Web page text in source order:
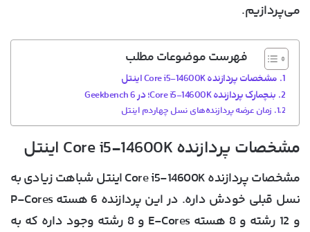
می‌پردازیم.
فهرست موضوعات مطلب
مشخصات پردازنده Core i5-14600K اینتل
بنچمارک پردازنده Core i5-14600K؛ در Geekbench 6
زمان عرضه پردازنده‌های نسل چهاردم اینتل
مشخصات پردازنده Core i5-14600K اینتل
مشخصات پردازنده Core i5-14600K اینتل شباهت زیادی به
نسل قبلی خودش داره. در این پردازنده 6 هسته P-Cores
و 12 رشته و 8 هسته E-Cores و 8 رشته وجود داره که به